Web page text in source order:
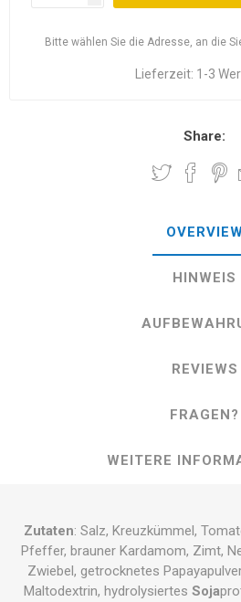
Bitte wählen Sie die Adresse, an die
Lieferzeit: 1-3
Share:
HINWEIS
REVIEWS
FRAGEN?
WEITERE
Zutaten: Salz, Kreuzkümmel,
Pfeffer, brauner Kardamom, Zimt,
Zwiebel, getrocknetes
Maltodextrin, hydrolysiertes Soja